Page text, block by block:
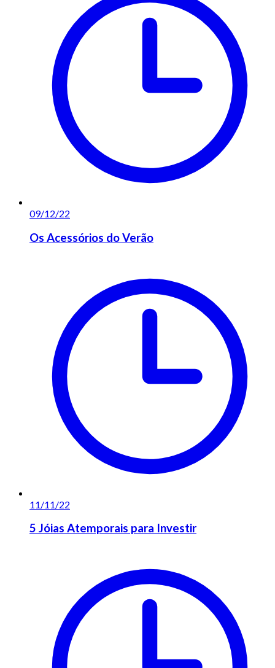
09/12/22
Os Acessórios do Verão
11/11/22
5 Jóias Atemporais para Investir